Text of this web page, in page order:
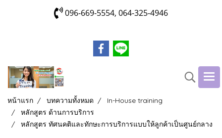
096-669-5554, 064-325-4946
หน้าแรก บทความทั้งหมด
In-House training
หลักสูตร ด้านการบริการ
หลักสูตร ทัศนคติและทักษะการบริการแบบให้ลูกค้าเป็นศูนย์กลาง